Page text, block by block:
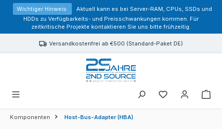
springen
Wichtiger Hinweis:
Aktuell kann es bei Server-RAM, CPUs, SSDs und
HDDs zu Verfügbarkeits- und Preisschwankungen kommen. Für
zeitkritische Projekte kontaktieren Sie uns bitte frühzeitig.
Versandkostenfrei ab €500 (Standard-Paket DE)
Sie haben 0
Komponenten Host-Bus-Adapter (HBA)